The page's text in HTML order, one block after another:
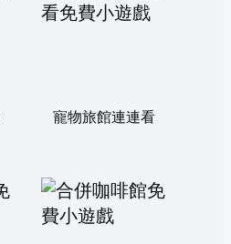
寵物旅館連連看